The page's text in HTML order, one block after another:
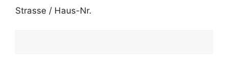
Strasse / Haus-Nr.